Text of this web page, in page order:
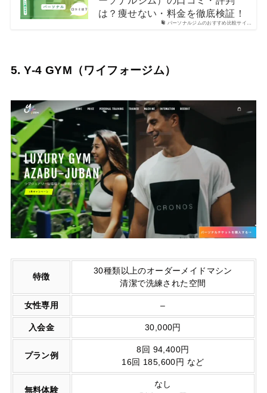
パーソナルジムのおすすめ比較サイ…
は？痩せない・料金を徹底検証！
5. Y-4 GYM（ワイフォージム）
特徴
30種類以上のオーダーメイドマシン
清潔で洗練された空間
女性専用 –
入会金 30,000円
プラン例
8回 94,400円
16回 185,600円 など
無料体験
なし